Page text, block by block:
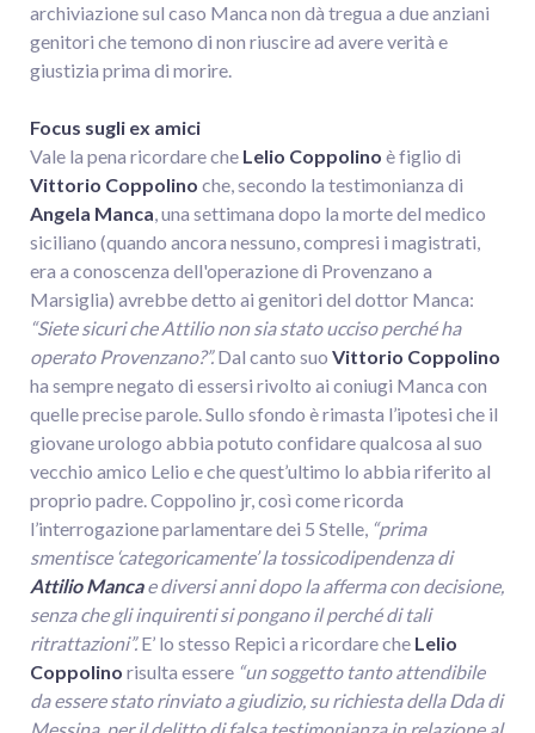
archiviazione sul caso Manca non dà tregua a due anziani
genitori che temono di non riuscire ad avere verità e
giustizia prima di morire.
Focus sugli ex amici
Vale la pena ricordare che Lelio Coppolino è figlio di
Vittorio Coppolino che, secondo la testimonianza di
Angela Manca, una settimana dopo la morte del medico
siciliano (quando ancora nessuno, compresi i magistrati,
era a conoscenza dell'operazione di Provenzano a
Marsiglia) avrebbe detto ai genitori del dottor Manca:
“Siete sicuri che Attilio non sia stato ucciso perché ha
operato Provenzano?”.Dal canto suo Vittorio Coppolino
ha sempre negato di essersi rivolto ai coniugi Manca con
quelle precise parole. Sullo sfondo è rimasta l’ipotesi che il
giovane urologo abbia potuto confidare qualcosa al suo
vecchio amico Lelio e che quest’ultimo lo abbia riferito al
proprio padre. Coppolino jr, così come ricorda
l’interrogazione parlamentare dei 5 Stelle, “prima
smentisce ‘categoricamente’ la tossicodipendenza di
Attilio Mancae diversi anni dopo la afferma con decisione,
senza che gli inquirenti si pongano il perché di tali
ritrattazioni”.E’ lo stesso Repici a ricordare che Lelio
Coppolino risulta essere “un soggetto tanto attendibile
da essere stato rinviato a giudizio, su richiesta della Dda di